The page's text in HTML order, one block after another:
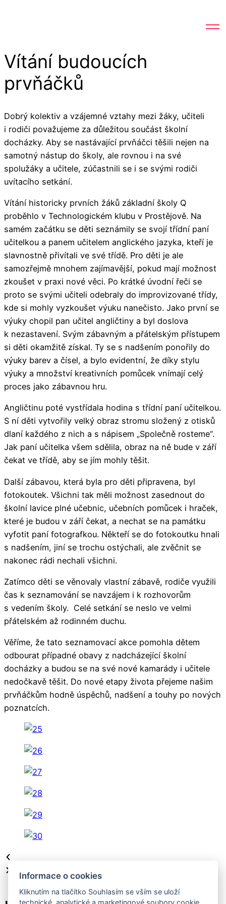
Vítání budoucích
prvňáčků
Dobrý kolektiv a vzájemné vztahy mezi žáky, učiteli
i rodiči považujeme za důležitou součást školní
docházky. Aby se nastávající prvňáčci těšili nejen na
samotný nástup do školy, ale rovnou i na své
spolužáky a učitele, zúčastnili se i se svými rodiči
uvítacího setkání.
Vítání historicky prvních žáků základní školy Q
proběhlo v Technologickém klubu v Prostějově. Na
samém začátku se děti seznámily se svojí třídní paní
učitelkou a panem učitelem anglického jazyka, kteří je
slavnostně přivítali ve své třídě. Pro děti je ale
samozřejmě mnohem zajímavější, pokud mají možnost
zkoušet v praxi nové věci. Po krátké úvodní řeči se
proto se svými učiteli odebraly do improvizované třídy,
kde si mohly vyzkoušet výuku nanečisto. Jako první se
výuky chopil pan učitel angličtiny a byl doslova
k nezastavení. Svým zábavným a přátelským přístupem
si děti okamžitě získal. Ty se s nadšením ponořily do
výuky barev a čísel, a bylo evidentní, že díky stylu
výuky a množství kreativních pomůcek vnímají celý
proces jako zábavnou hru.
Angličtinu poté vystřídala hodina s třídní paní učitelkou.
S ní děti vytvořily velký obraz stromu složený z otisků
dlaní každého z nich a s nápisem „Společně rosteme“.
Jak paní učitelka všem sdělila, obraz na ně bude v září
čekat ve třídě, aby se jím mohly těšit.
Další zábavou, která byla pro děti připravena, byl
fotokoutek. Všichni tak měli možnost zasednout do
školní lavice plné učebnic, učebních pomůcek i hraček,
které je budou v září čekat, a nechat se na památku
vyfotit paní fotografkou. Někteří se do fotokoutku hnali
s nadšením, jiní se trochu ostýchali, ale zvěčnit se
nakonec rádi nechali všichni.
Zatímco děti se věnovaly vlastní zábavě, rodiče využili
čas k seznamování se navzájem i k rozhovorům
s vedením školy. Celé setkání se neslo ve velmi
přátelském až rodinném duchu.
Věříme, že tato seznamovací akce pomohla dětem
odbourat případné obavy z nadcházející školní
docházky a budou se na své nové kamarády i učitele
nedočkavě těšit. Do nové etapy života přejeme našim
prvňáčkům hodně úspěchů, nadšení a touhy po nových
poznatcích.
Informace o cookies
Kliknutím na tlačítko Souhlasím se vším se uloží